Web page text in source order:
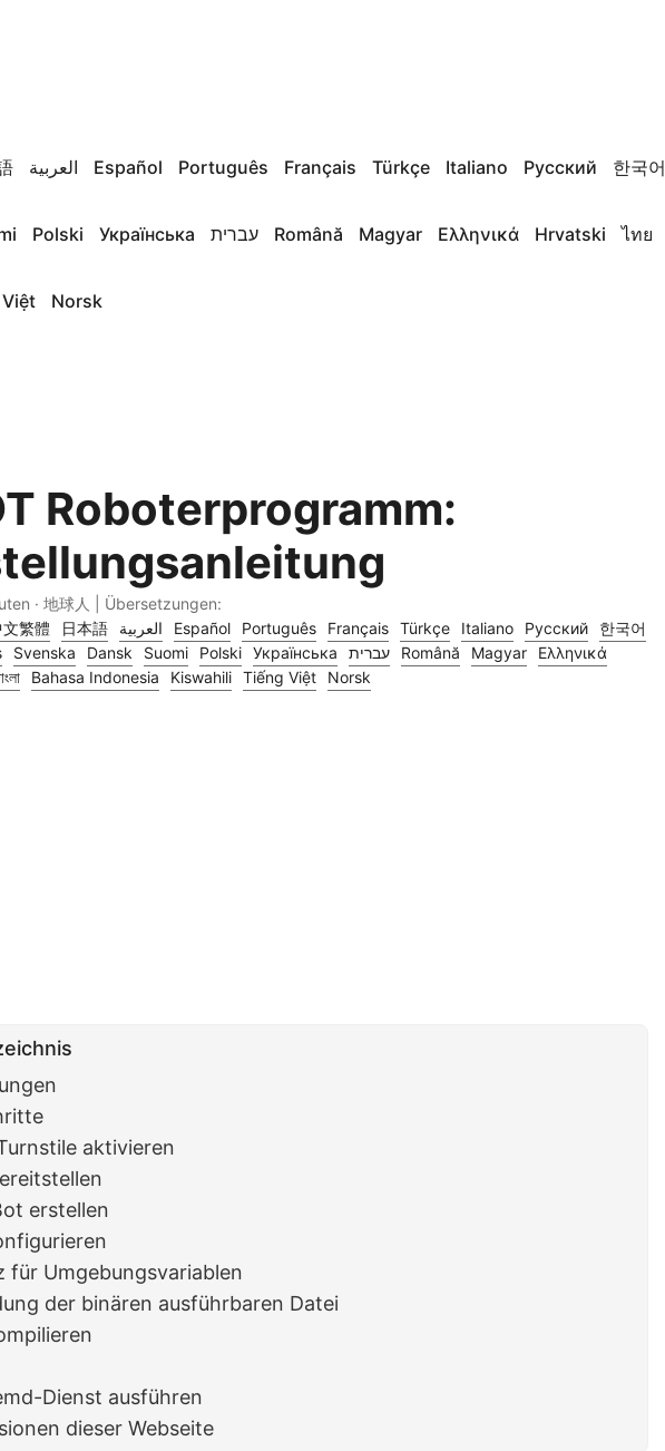
العربية Español Português Français Türkçe Italiano Русский 한국어
Polski Українська עברית Română Magyar Ελληνικά Hrvatski ไทย
Norsk
Roboterprogramm:
· 地球人 | Übersetzungen:
文繁體
日本語 العربية Español Português Français Türkçe Italiano Русский
한국어
Svenska Dansk Suomi Polski Українська עברית Română Magyar
Ελληνικά
Bahasa Indonesia Kiswahili Tiếng Việt Norsk
aktivieren
erstellen
für Umgebungsvariablen
der binären ausführbaren Datei
Dienst ausführen
dieser Webseite